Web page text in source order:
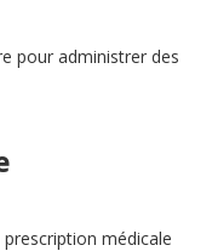
pour administrer des
médicale